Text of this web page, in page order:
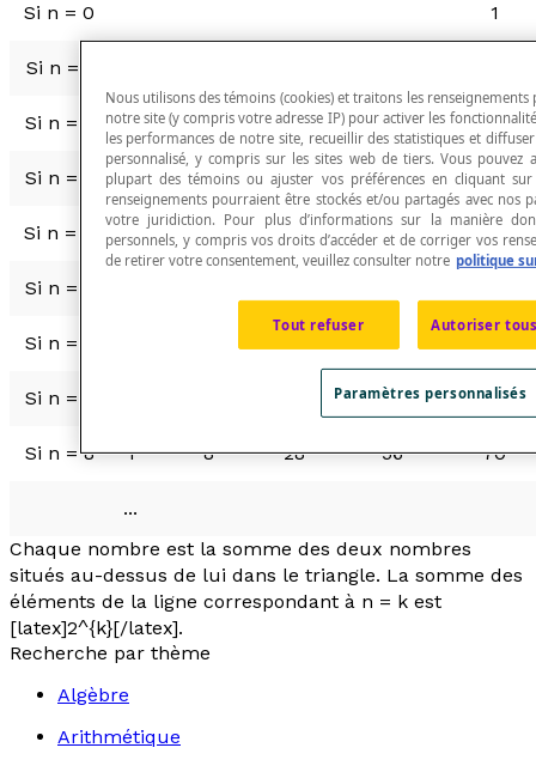
Si n = 0 1
Si n = 1
Si n = 2 1 2
Si n = 3 1 3
Si n = 4 1 4 6
Si n = 5
Si n = 6 15
Si n = 7 21 35
Si n = 8 1 8 28 56 70
...
Chaque nombre est la somme des deux nombres
situés au-dessus de lui dans le triangle. La somme des
éléments de la ligne correspondant à n = k est
[latex]2^{k}[/latex].
Recherche par thème
Algèbre
Arithmétique
Nous utilisons des témoins (cookies) et traitons les
notre site (y compris votre adresse IP) pour activer les
les performances de notre site, recueillir des statistiques et
personnalisé, y compris sur les sites web de tiers. Vous pouvez
plupart des témoins ou ajuster vos préférences en cliquant
renseignements pourraient être stockés et/ou partagés avec nos
votre juridiction. Pour plus d’informations sur la manière
personnels, y compris vos droits d’accéder et de corriger vos
de retirer votre consentement, veuillez consulter notre politique
Tout refuser Autoriser
Paramètres personnalisés